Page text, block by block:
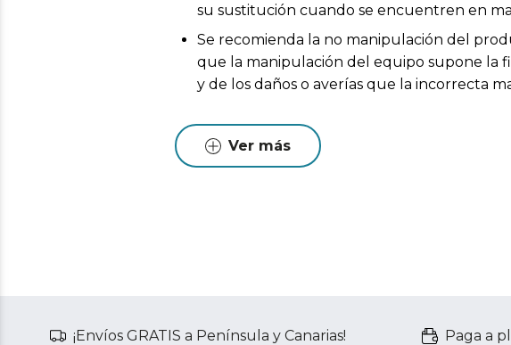
su sustitución cuando se encuentren en
Se recomienda la no manipulación del
que la manipulación del equipo supone la
y de los daños o averías que la incorrecta
Ver más
¡Envíos GRATIS a Península y Canarias! Paga a